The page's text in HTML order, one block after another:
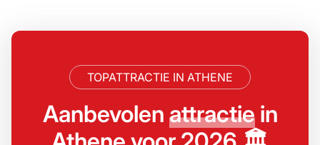
TOPATTRACTIE IN ATHENE
Aanbevolen attractiein